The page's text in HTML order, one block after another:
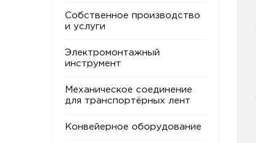
Собственное производство
и услуги
Электромонтажный
инструмент
Механическое соединение
для транспортёрных лент
Конвейерное оборудование